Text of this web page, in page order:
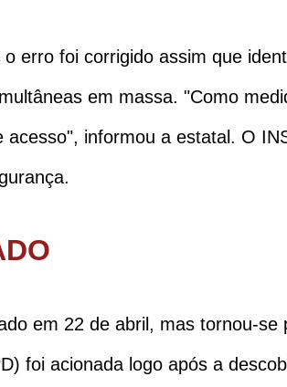
erro foi corrigido assim que
em massa. "Como
acesso", informou a estatal. O
em 22 de abril, mas tornou-
foi acionada logo após a